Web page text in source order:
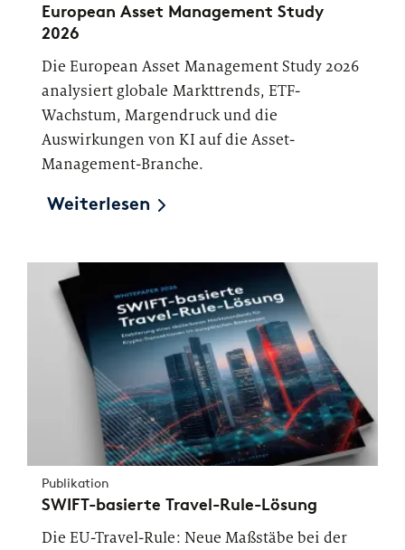
European Asset Management Study
2026
Die European Asset Management Study 2026
analysiert globale Markttrends, ETF-
Wachstum, Margendruck und die
Auswirkungen von KI auf die Asset-
Management-Branche.
Weiterlesen
Publikation
SWIFT-basierte Travel-Rule-Lösung
Die EU-Travel-Rule: Neue Maßstäbe bei der